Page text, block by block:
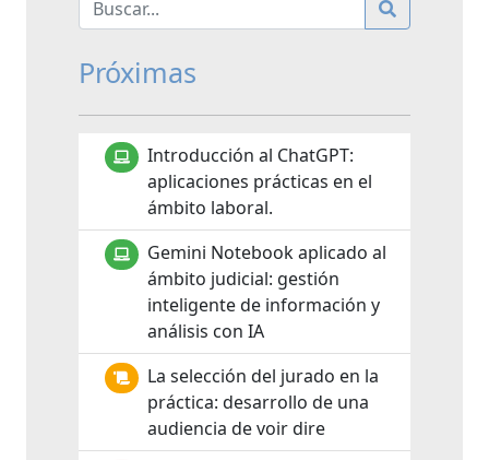
Próximas
Introducción al ChatGPT:
aplicaciones prácticas en el
ámbito laboral.
Gemini Notebook aplicado al
ámbito judicial: gestión
inteligente de información y
análisis con IA
La selección del jurado en la
práctica: desarrollo de una
audiencia de voir dire